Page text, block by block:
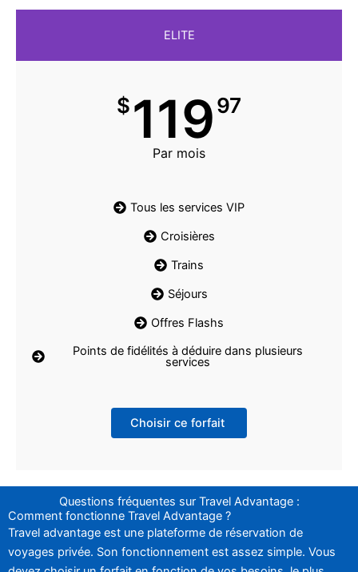
ELITE
$11997
Par mois
Tous les services VIP
Croisières
Trains
Séjours
Offres Flashs
Points de fidélités à déduire dans plusieurs
services
Choisir ce forfait
Questions fréquentes sur Travel Advantage :
Comment fonctionne Travel Advantage ?
Travel advantage est une plateforme de réservation de
voyages privée. Son fonctionnement est assez simple. Vous